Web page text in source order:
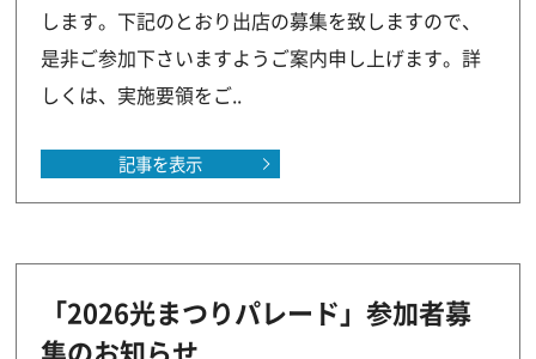
します。下記のとおり出店の募集を致しますので、
是非ご参加下さいますようご案内申し上げます。詳
しくは、実施要領をご..
記事を表示
「2026光まつりパレード」参加者募